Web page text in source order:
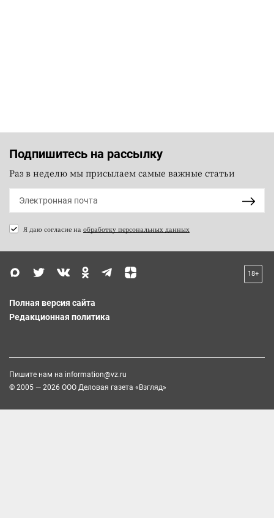
Подпишитесь на рассылку
Раз в неделю мы присылаем самые важные статьи
Я даю согласие на обработку персональных данных
18+
Полная версия сайта
Редакционная политика
Пишите нам на information@vz.ru
© 2005 — 2026 ООО Деловая газета «Взгляд»